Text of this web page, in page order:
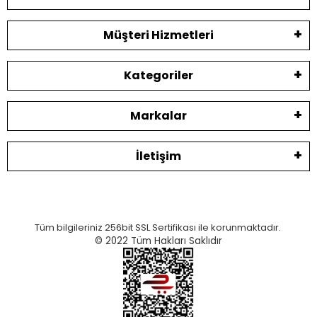
Müşteri Hizmetleri
Kategoriler
Markalar
İletişim
Tüm bilgileriniz 256bit SSL Sertifikası ile korunmaktadır.
© 2022 Tüm Hakları Saklıdır